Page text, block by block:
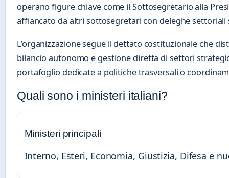
operano figure chiave come il Sottosegretario alla
affiancato da altri sottosegretari con deleghe settoriali
L’organizzazione segue il dettato costituzionale che
bilancio autonomo e gestione diretta di settori
portafoglio dedicate a politiche trasversali o
Quali sono i ministeri italiani?
Ministeri principali
Interno, Esteri, Economia, Giustizia, Difesa e